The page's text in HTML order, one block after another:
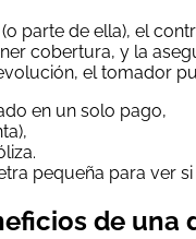
parte de ella), el
cobertura, y la
el tomador
en un solo pago,
pequeña para ver
de